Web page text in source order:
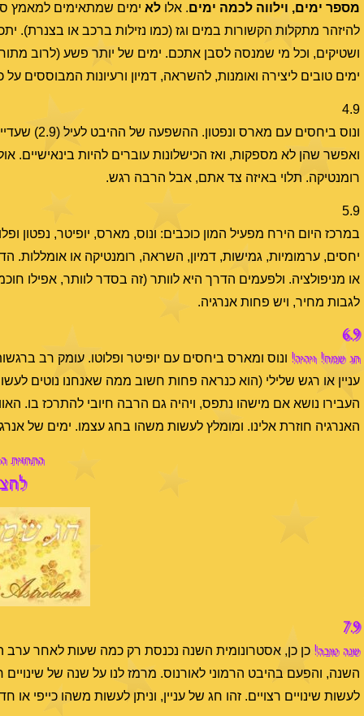
מספר ימים, וילווה לכמה ימים. אלו לא ימים שמתאימים למאמץ
להיזהר מתקלות הקשורות במים וגז (כמו נזילות ברכב או בצנרת).
ושטיקים, וכל מי שמנסה לסבן אתכם. ימים של יותר פשע (לרוב
ימים טובים ליצירה ואומנות, להשראה, דמיון ורעיונות המבוססים על
4.9
ונוס
ואפשר שהן לא מספקות, ואז הכישלונות עוברים להיות בינאישיים.
רומנטיקה. תלוי באיזה צד אתם, אבל הרבה רגש.
5.9
במרכז היום הירח מפעיל המון כוכבים: ונוס, מארס, יופיטר,
יחסים, ערמומיות, גמישות, דמיון, השראה, רומנטיקה או
או מניפולציה. ולפעמים הדרך היא לוותר (זה בסדר לוותר, אפילו
לגבות מחיר, ויש פחות אנרגיה.
6.9
חג שמח! ויהיה! ונוס ומארס ביחסים עם יופיטר ופלוטו. עומק רב
עניין או רגש שלילי (הוא כנראה פחות חשוב ממה שאנחנו נוטים
העבירו נושא אם מישהו נתפס, ויהיה גם הרבה חיובי להתרכז בו.
האנרגיה חוזרת אלינו. ומומלץ לעשות משהו בחג עצמו. ימים של
התחזית
7.9
שנה טובה!
השנה, והפעם בהיבט הרמוני לאורנוס. מרמז לנו על שנה של שינויים
לעשות שינויים רצויים. זהו חג של עניין, וניתן לעשות משהו כייפי